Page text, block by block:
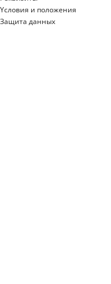
Yсловия и положения
Защита данных